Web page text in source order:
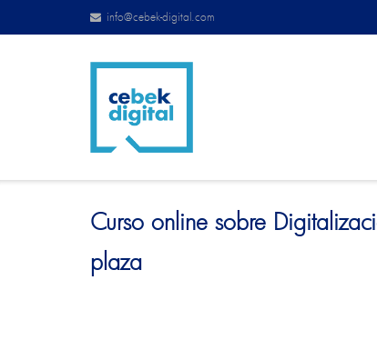
info@cebek-digital.com
Curso online sobre
plaza